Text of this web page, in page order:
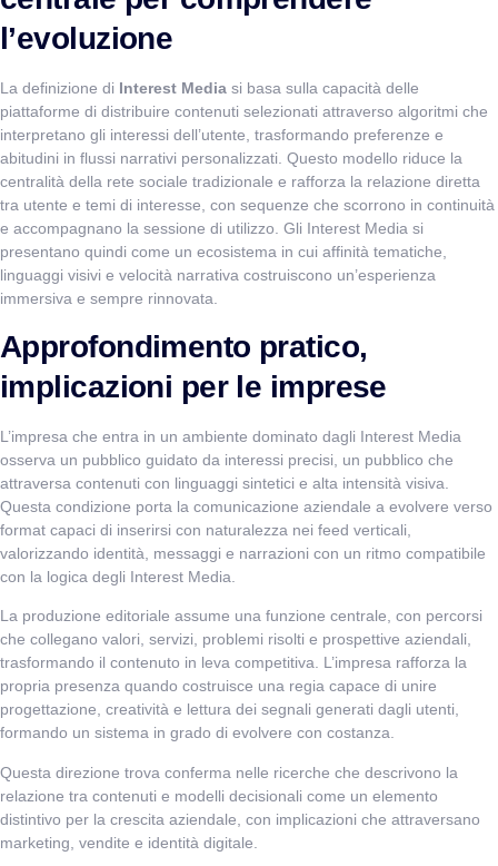
l’evoluzione
La definizione di Interest Media si basa sulla capacità delle
piattaforme di distribuire contenuti selezionati attraverso algoritmi che
interpretano gli interessi dell’utente, trasformando preferenze e
abitudini in flussi narrativi personalizzati. Questo modello riduce la
centralità della rete sociale tradizionale e rafforza la relazione diretta
tra utente e temi di interesse, con sequenze che scorrono in continuità
e accompagnano la sessione di utilizzo. Gli Interest Media si
presentano quindi come un ecosistema in cui affinità tematiche,
linguaggi visivi e velocità narrativa costruiscono un’esperienza
immersiva e sempre rinnovata.
Approfondimento pratico,
implicazioni per le imprese
L’impresa che entra in un ambiente dominato dagli Interest Media
osserva un pubblico guidato da interessi precisi, un pubblico che
attraversa contenuti con linguaggi sintetici e alta intensità visiva.
Questa condizione porta la comunicazione aziendale a evolvere verso
format capaci di inserirsi con naturalezza nei feed verticali,
valorizzando identità, messaggi e narrazioni con un ritmo compatibile
con la logica degli Interest Media.
La produzione editoriale assume una funzione centrale, con percorsi
che collegano valori, servizi, problemi risolti e prospettive aziendali,
trasformando il contenuto in leva competitiva. L’impresa rafforza la
propria presenza quando costruisce una regia capace di unire
progettazione, creatività e lettura dei segnali generati dagli utenti,
formando un sistema in grado di evolvere con costanza.
Questa direzione trova conferma nelle ricerche che descrivono la
relazione tra contenuti e modelli decisionali come un elemento
distintivo per la crescita aziendale, con implicazioni che attraversano
marketing, vendite e identità digitale.